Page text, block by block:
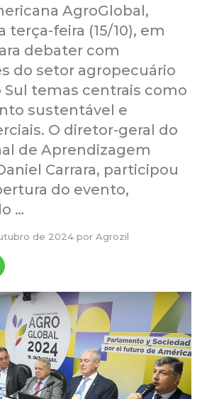
AgroGlobal,
terça-feira (15/10), em
debater com
do setor agropecuário
Sul temas centrais como
sustentável e
O diretor-geral do
de Aprendizagem
Carrara, participou
do evento,
…
de 2024 por Agrozil